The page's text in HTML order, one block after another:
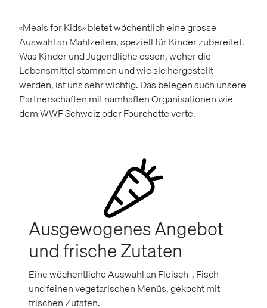
«Meals for Kids» bietet wöchentlich eine grosse
Auswahl an Mahlzeiten, speziell für Kinder zubereitet.
Was Kinder und Jugendliche essen, woher die
Lebensmittel stammen und wie sie hergestellt
werden, ist uns sehr wichtig. Das belegen auch unsere
Partnerschaften mit namhaften Organisationen wie
dem WWF Schweiz oder Fourchette verte.
Ausgewogenes Angebot
und frische Zutaten
Eine wöchentliche Auswahl an Fleisch-, Fisch-
und feinen vegetarischen Menüs, gekocht mit
frischen Zutaten.